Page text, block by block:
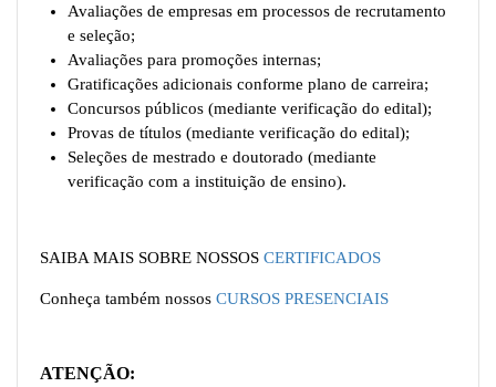
Avaliações de empresas em processos de recrutamento
e seleção;
Avaliações para promoções internas;
Gratificações adicionais conforme plano de carreira;
Concursos públicos (mediante verificação do edital);
Provas de títulos (mediante verificação do edital);
Seleções de mestrado e doutorado (mediante
verificação com a instituição de ensino).
SAIBA MAIS SOBRE NOSSOS CERTIFICADOS
Conheça também nossos CURSOS PRESENCIAIS
ATENÇÃO: